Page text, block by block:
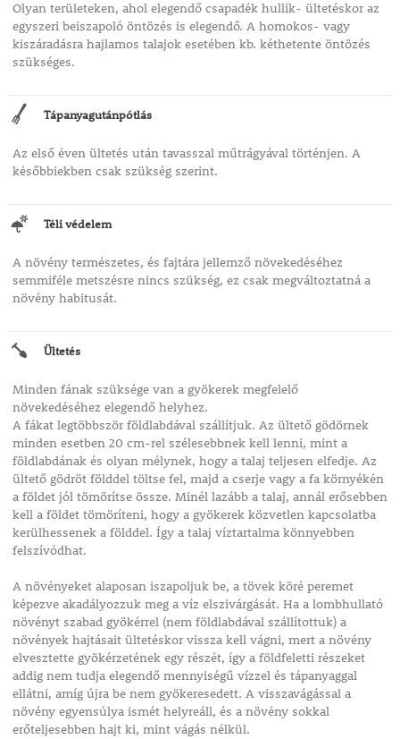
Olyan területeken, ahol elegendő csapadék hullik- ültetéskor az
egyszeri beiszapoló öntözés is elegendő. A homokos- vagy
kiszáradásra hajlamos talajok esetében kb. kéthetente öntözés
szükséges.
Tápanyagutánpótlás
Az első éven ültetés után tavasszal műtrágyával történjen. A
későbbiekben csak szükség szerint.
Téli védelem
A növény természetes, és fajtára jellemző növekedéséhez
semmiféle metszésre nincs szükség, ez csak megváltoztatná a
növény habitusát.
Ültetés
Minden fának szüksége van a gyökerek megfelelő
növekedéséhez elegendő helyhez.
A fákat legtöbbször földlabdával szállítjuk. Az ültető gödörnek
minden esetben 20 cm-rel szélesebbnek kell lenni, mint a
földlabdának és olyan mélynek, hogy a talaj teljesen elfedje. Az
ültető gödröt földdel töltse fel, majd a cserje vagy a fa környékén
a földet jól tömörítse össze. Minél lazább a talaj, annál erősebben
kell a földet tömöríteni, hogy a gyökerek közvetlen kapcsolatba
kerülhessenek a földdel. Így a talaj víztartalma könnyebben
felszívódhat.
A növényeket alaposan iszapoljuk be, a tövek köré peremet
képezve akadályozzuk meg a víz elszivárgását. Ha a lombhullató
növényt szabad gyökérrel (nem földlabdával szállítottuk) a
növények hajtásait ültetéskor vissza kell vágni, mert a növény
elvesztette gyökérzetének egy részét, így a földfeletti részeket
addig nem tudja elegendő mennyiségű vízzel és tápanyaggal
ellátni, amíg újra be nem gyökeresedett. A visszavágással a
növény egyensúlya ismét helyreáll, és a növény sokkal
erőteljesebben hajt ki, mint vágás nélkül.